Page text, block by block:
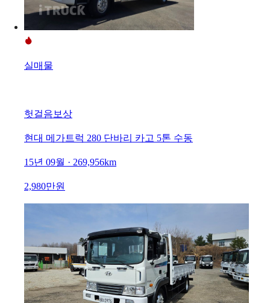
실매물
헛걸음보상
현대 메가트럭 280 단바리 카고 5톤 수동
15년 09월 · 269,956km
2,980만원